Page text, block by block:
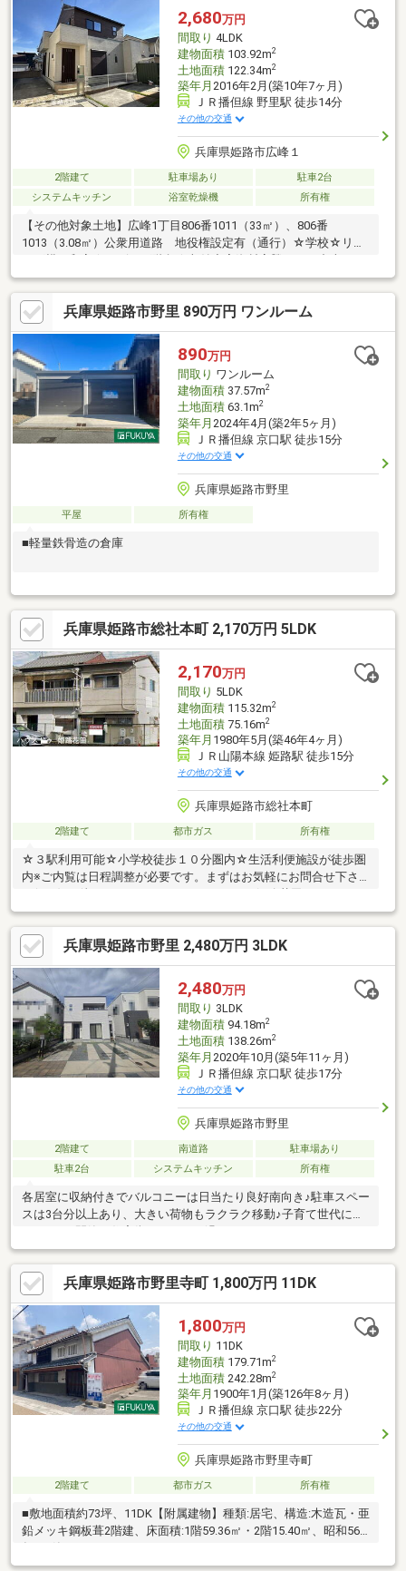
2,680万円
間取り 4LDK
建物面積103.92m2
土地面積122.34m2
築年月 2016年2月(築10年7ヶ月)
ＪＲ播但線 野里駅 徒歩14分
その他の交通
兵庫県姫路市広峰１
2階建て 駐車場あり
駐車2台
システムキッチン
浴室乾燥機 所有権
【その他対象土地】広峰1丁目806番1011（33㎡）、806番
1013（3.08㎡）公衆用道路 地役権設定有（通行）☆学校☆リビ
フォーム済物件に注目が集まっています♪ご内覧も可能ですのでぜ
ひお気軽にお問合せ下さい(^▽^)/ローンのご相談も随時行ってお
ります♪ハウスドゥ姫路花田 TEL 079-263-8520
兵庫県姫路市野里 890万円 ワンルーム
890万円
間取り ワンルーム
建物面積37.57m2
土地面積63.1m2
築年月 2024年4月(築2年5ヶ月)
ＪＲ播但線 京口駅 徒歩15分
その他の交通
兵庫県姫路市野里
平屋 所有権
■軽量鉄骨造の倉庫
兵庫県姫路市総社本町 2,170万円 5LDK
2,170万円
間取り 5LDK
建物面積115.32m2
土地面積75.16m2
築年月 1980年5月(築46年4ヶ月)
ＪＲ山陽本線 姫路駅 徒歩15分
その他の交通
兵庫県姫路市総社本町
2階建て 都市ガス 所有権
☆３駅利用可能☆小学校徒歩１０分圏内☆生活利便施設が徒歩圏
内※ご内覧は日程調整が必要です。まずはお気軽にお問合せ下さ
263-8520
兵庫県姫路市野里 2,480万円 3LDK
2,480万円
間取り 3LDK
建物面積94.18m2
土地面積138.26m2
築年月 2020年10月(築5年11ヶ月)
ＪＲ播但線 京口駅 徒歩17分
その他の交通
兵庫県姫路市野里
2階建て 南道路
駐車場あり
駐車2台
システムキッチン 所有権
各居室に収納付きでバルコニーは日当たり良好南向き♪駐車スペー
スは3台分以上あり、大きい荷物もラクラク移動♪子育て世代にも
オススメ♪閑静な住宅街でゆったり過ごして頂けます♪
兵庫県姫路市野里寺町 1,800万円 11DK
1,800万円
間取り 11DK
建物面積179.71m2
土地面積242.28m2
築年月 1900年1月(築126年8ヶ月)
ＪＲ播但線 京口駅 徒歩22分
その他の交通
兵庫県姫路市野里寺町
2階建て 都市ガス 所有権
■敷地面積約73坪、11DK【附属建物】種類:居宅、構造:木造瓦・亜
鉛メッキ鋼板葺2階建、床面積:1階59.36㎡・2階15.40㎡、昭和56